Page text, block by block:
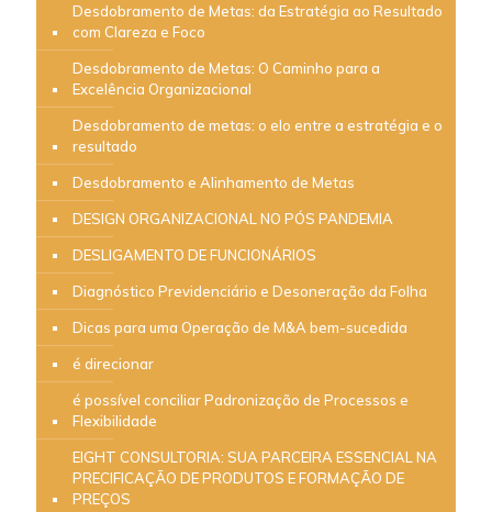
Desdobramento de Metas: da Estratégia ao Resultado
com Clareza e Foco
Desdobramento de Metas: O Caminho para a
Excelência Organizacional
Desdobramento de metas: o elo entre a estratégia e o
resultado
Desdobramento e Alinhamento de Metas
DESIGN ORGANIZACIONAL NO PÓS PANDEMIA
DESLIGAMENTO DE FUNCIONÁRIOS
Diagnóstico Previdenciário e Desoneração da Folha
Dicas para uma Operação de M&A bem-sucedida
é direcionar
é possível conciliar Padronização de Processos e
Flexibilidade
EIGHT CONSULTORIA: SUA PARCEIRA ESSENCIAL NA
PRECIFICAÇÃO DE PRODUTOS E FORMAÇÃO DE
PREÇOS